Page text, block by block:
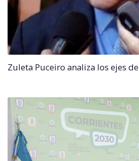
Zuleta Puceiro analiza los ejes